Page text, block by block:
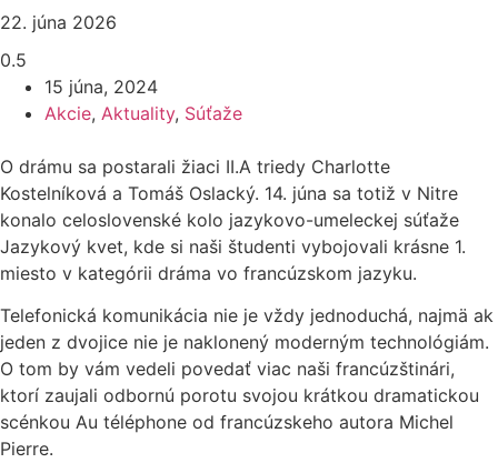
22. júna 2026
15 júna, 2024
Akcie, Aktuality, Súťaže
O drámu sa postarali žiaci II.A triedy Charlotte
Kostelníková a Tomáš Oslacký. 14. júna sa totiž v Nitre
konalo celoslovenské kolo jazykovo-umeleckej súťaže
Jazykový kvet, kde si naši študenti vybojovali krásne 1.
miesto v kategórii dráma vo francúzskom jazyku.
Telefonická komunikácia nie je vždy jednoduchá, najmä ak
jeden z dvojice nie je naklonený moderným technológiám.
O tom by vám vedeli povedať viac naši francúzštinári,
ktorí zaujali odbornú porotu svojou krátkou dramatickou
scénkou Au téléphone od francúzskeho autora Michel
Pierre.